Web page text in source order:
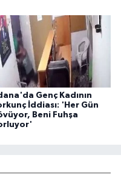
Genç Kadının
İddiası: 'Her Gün
Beni Fuhşa